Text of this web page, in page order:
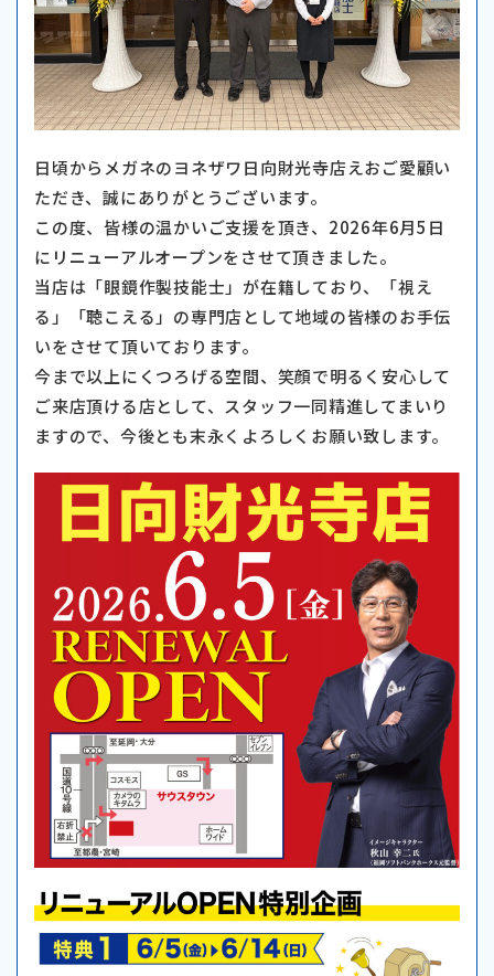
日頃からメガネのヨネザワ日向財光寺店えおご愛顧い
ただき、誠にありがとうございます。
この度、皆様の温かいご支援を頂き、2026年6月5日
にリニューアルオープンをさせて頂きました。
当店は「眼鏡作製技能士」が在籍しており、「視え
る」「聴こえる」の専門店として地域の皆様のお手伝
いをさせて頂いております。
今まで以上にくつろげる空間、笑顔で明るく安心して
ご来店頂ける店として、スタッフ一同精進してまいり
ますので、今後とも末永くよろしくお願い致します。